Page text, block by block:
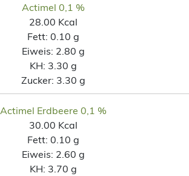
Actimel 0,1 %
28.00 Kcal
Fett: 0.10 g
Eiweis: 2.80 g
KH: 3.30 g
Zucker: 3.30 g
Actimel Erdbeere 0,1 %
30.00 Kcal
Fett: 0.10 g
Eiweis: 2.60 g
KH: 3.70 g